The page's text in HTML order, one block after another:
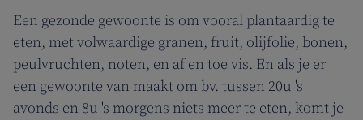
Een gezonde gewoonte is om vooral plantaardig te
eten, met volwaardige granen, fruit, olijfolie, bonen,
peulvruchten, noten, en af en toe vis. En als je er
een gewoonte van maakt om bv. tussen 20u 's
avonds en 8u 's morgens niets meer te eten, komt je